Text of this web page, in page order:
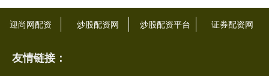
迎尚网配资 炒股配资网 炒股配资平台 证券配资网
友情链接：